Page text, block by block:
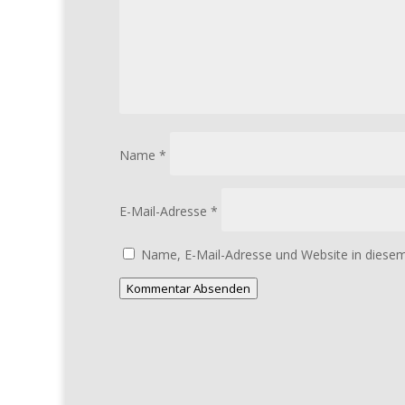
Name *
E-Mail-Adresse *
Name, E-Mail-Adresse und Website in
Kommentar Absenden